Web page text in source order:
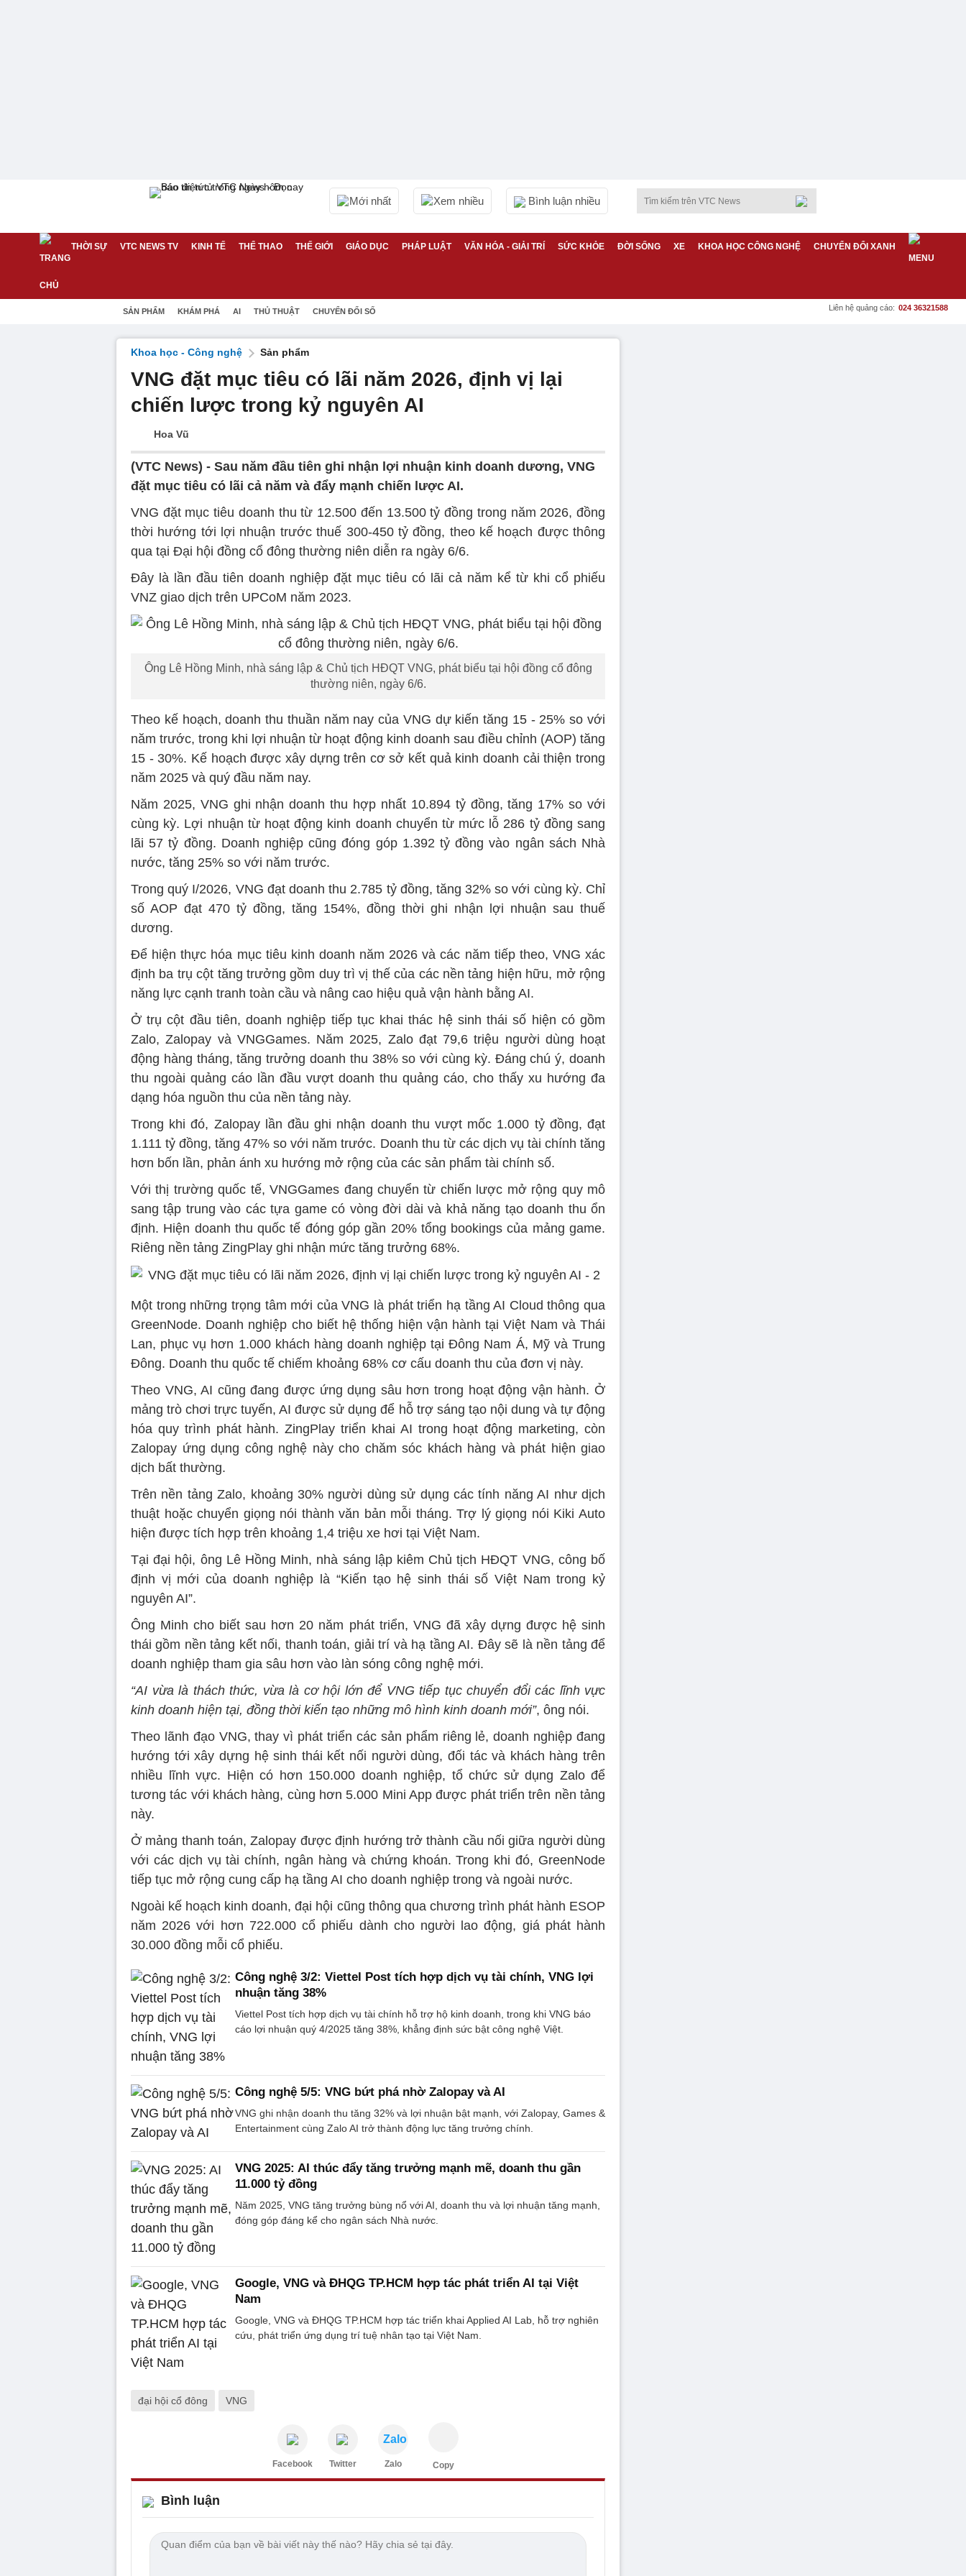
Mới nhất Xem nhiều Bình luận nhiều
THỜI SỰ VTC NEWS TV KINH TẾ THỂ THAO THẾ GIỚI GIÁO DỤC PHÁP LUẬT VĂN HÓA - GIẢI TRÍ SỨC KHỎE ĐỜI SỐNG XE KHOA HỌC CÔNG NGHỆ CHUYỂN ĐỔI XANH
SẢN PHẨM KHÁM PHÁ AI THỦ THUẬT CHUYỂN ĐỔI SỐ Liên hệ quảng cáo: 024 36321588
Khoa học - Công nghệ Sản phẩm
VNG đặt mục tiêu có lãi năm 2026, định vị lại
chiến lược trong kỷ nguyên AI
Hoa Vũ
(VTC News) - Sau năm đầu tiên ghi nhận lợi nhuận kinh doanh dương, VNG
đặt mục tiêu có lãi cả năm và đẩy mạnh chiến lược AI.
VNG đặt mục tiêu doanh thu từ 12.500 đến 13.500 tỷ đồng trong năm 2026, đồng
thời hướng tới lợi nhuận trước thuế 300-450 tỷ đồng, theo kế hoạch được thông
qua tại Đại hội đồng cổ đông thường niên diễn ra ngày 6/6.
Đây là lần đầu tiên doanh nghiệp đặt mục tiêu có lãi cả năm kể từ khi cổ phiếu
VNZ giao dịch trên UPCoM năm 2023.
Ông Lê Hồng Minh, nhà sáng lập & Chủ tịch HĐQT VNG, phát biểu tại hội đồng cổ đông
thường niên, ngày 6/6.
Theo kế hoạch, doanh thu thuần năm nay của VNG dự kiến tăng 15 - 25% so với
năm trước, trong khi lợi nhuận từ hoạt động kinh doanh sau điều chỉnh (AOP) tăng
15 - 30%. Kế hoạch được xây dựng trên cơ sở kết quả kinh doanh cải thiện trong
năm 2025 và quý đầu năm nay.
Năm 2025, VNG ghi nhận doanh thu hợp nhất 10.894 tỷ đồng, tăng 17% so với
cùng kỳ. Lợi nhuận từ hoạt động kinh doanh chuyển từ mức lỗ 286 tỷ đồng sang
lãi 57 tỷ đồng. Doanh nghiệp cũng đóng góp 1.392 tỷ đồng vào ngân sách Nhà
nước, tăng 25% so với năm trước.
Trong quý I/2026, VNG đạt doanh thu 2.785 tỷ đồng, tăng 32% so với cùng kỳ. Chỉ
số AOP đạt 470 tỷ đồng, tăng 154%, đồng thời ghi nhận lợi nhuận sau thuế
dương.
Để hiện thực hóa mục tiêu kinh doanh năm 2026 và các năm tiếp theo, VNG xác
định ba trụ cột tăng trưởng gồm duy trì vị thế của các nền tảng hiện hữu, mở rộng
năng lực cạnh tranh toàn cầu và nâng cao hiệu quả vận hành bằng AI.
Ở trụ cột đầu tiên, doanh nghiệp tiếp tục khai thác hệ sinh thái số hiện có gồm
Zalo, Zalopay và VNGGames. Năm 2025, Zalo đạt 79,6 triệu người dùng hoạt
động hàng tháng, tăng trưởng doanh thu 38% so với cùng kỳ. Đáng chú ý, doanh
thu ngoài quảng cáo lần đầu vượt doanh thu quảng cáo, cho thấy xu hướng đa
dạng hóa nguồn thu của nền tảng này.
Trong khi đó, Zalopay lần đầu ghi nhận doanh thu vượt mốc 1.000 tỷ đồng, đạt
1.111 tỷ đồng, tăng 47% so với năm trước. Doanh thu từ các dịch vụ tài chính tăng
hơn bốn lần, phản ánh xu hướng mở rộng của các sản phẩm tài chính số.
Với thị trường quốc tế, VNGGames đang chuyển từ chiến lược mở rộng quy mô
sang tập trung vào các tựa game có vòng đời dài và khả năng tạo doanh thu ổn
định. Hiện doanh thu quốc tế đóng góp gần 20% tổng bookings của mảng game.
Riêng nền tảng ZingPlay ghi nhận mức tăng trưởng 68%.
Một trong những trọng tâm mới của VNG là phát triển hạ tầng AI Cloud thông qua
GreenNode. Doanh nghiệp cho biết hệ thống hiện vận hành tại Việt Nam và Thái
Lan, phục vụ hơn 1.000 khách hàng doanh nghiệp tại Đông Nam Á, Mỹ và Trung
Đông. Doanh thu quốc tế chiếm khoảng 68% cơ cấu doanh thu của đơn vị này.
Theo VNG, AI cũng đang được ứng dụng sâu hơn trong hoạt động vận hành. Ở
mảng trò chơi trực tuyến, AI được sử dụng để hỗ trợ sáng tạo nội dung và tự động
hóa quy trình phát hành. ZingPlay triển khai AI trong hoạt động marketing, còn
Zalopay ứng dụng công nghệ này cho chăm sóc khách hàng và phát hiện giao
dịch bất thường.
Trên nền tảng Zalo, khoảng 30% người dùng sử dụng các tính năng AI như dịch
thuật hoặc chuyển giọng nói thành văn bản mỗi tháng. Trợ lý giọng nói Kiki Auto
hiện được tích hợp trên khoảng 1,4 triệu xe hơi tại Việt Nam.
Tại đại hội, ông Lê Hồng Minh, nhà sáng lập kiêm Chủ tịch HĐQT VNG, công bố
định vị mới của doanh nghiệp là “Kiến tạo hệ sinh thái số Việt Nam trong kỷ
nguyên AI”.
Ông Minh cho biết sau hơn 20 năm phát triển, VNG đã xây dựng được hệ sinh
thái gồm nền tảng kết nối, thanh toán, giải trí và hạ tầng AI. Đây sẽ là nền tảng để
doanh nghiệp tham gia sâu hơn vào làn sóng công nghệ mới.
“AI vừa là thách thức, vừa là cơ hội lớn để VNG tiếp tục chuyển đổi các lĩnh vực
kinh doanh hiện tại, đồng thời kiến tạo những mô hình kinh doanh mới”, ông nói.
Theo lãnh đạo VNG, thay vì phát triển các sản phẩm riêng lẻ, doanh nghiệp đang
hướng tới xây dựng hệ sinh thái kết nối người dùng, đối tác và khách hàng trên
nhiều lĩnh vực. Hiện có hơn 150.000 doanh nghiệp, tổ chức sử dụng Zalo để
tương tác với khách hàng, cùng hơn 5.000 Mini App được phát triển trên nền tảng
này.
Ở mảng thanh toán, Zalopay được định hướng trở thành cầu nối giữa người dùng
với các dịch vụ tài chính, ngân hàng và chứng khoán. Trong khi đó, GreenNode
tiếp tục mở rộng cung cấp hạ tầng AI cho doanh nghiệp trong và ngoài nước.
Ngoài kế hoạch kinh doanh, đại hội cũng thông qua chương trình phát hành ESOP
năm 2026 với hơn 722.000 cổ phiếu dành cho người lao động, giá phát hành
30.000 đồng mỗi cổ phiếu.
Công nghệ 3/2: Viettel Post tích hợp dịch vụ tài chính, VNG lợi
nhuận tăng 38%
Viettel Post tích hợp dịch vụ tài chính hỗ trợ hộ kinh doanh, trong khi VNG báo
cáo lợi nhuận quý 4/2025 tăng 38%, khẳng định sức bật công nghệ Việt.
Công nghệ 5/5: VNG bứt phá nhờ Zalopay và AI
VNG ghi nhận doanh thu tăng 32% và lợi nhuận bật mạnh, với Zalopay, Games &
Entertainment cùng Zalo AI trở thành động lực tăng trưởng chính.
VNG 2025: AI thúc đẩy tăng trưởng mạnh mẽ, doanh thu gần
11.000 tỷ đồng
Năm 2025, VNG tăng trưởng bùng nổ với AI, doanh thu và lợi nhuận tăng mạnh,
đóng góp đáng kể cho ngân sách Nhà nước.
Google, VNG và ĐHQG TP.HCM hợp tác phát triển AI tại Việt
Nam
Google, VNG và ĐHQG TP.HCM hợp tác triển khai Applied AI Lab, hỗ trợ nghiên
cứu, phát triển ứng dụng trí tuệ nhân tạo tại Việt Nam.
đại hội cổ đông VNG
Facebook Twitter
Zalo
Zalo Copy
Bình luận